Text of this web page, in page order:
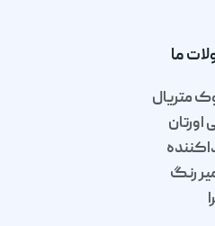
ما
متریال
اورتان
رنگ